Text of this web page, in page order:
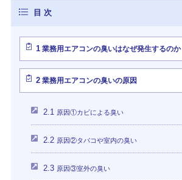
1業務用エアコンの臭いはなぜ発生するのか
2業務用エアコンの臭いの原因
2.1 原因①カビによる臭い
2.2 原因②タバコや室内の臭い
2.3 原因③室外の臭い